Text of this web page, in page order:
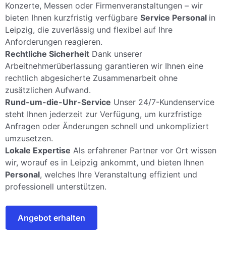
Konzerte, Messen oder Firmenveranstaltungen – wir
bieten Ihnen kurzfristig verfügbare Service Personal in
Leipzig, die zuverlässig und flexibel auf Ihre
Anforderungen reagieren.
Rechtliche Sicherheit Dank unserer
Arbeitnehmerüberlassung garantieren wir Ihnen eine
rechtlich abgesicherte Zusammenarbeit ohne
zusätzlichen Aufwand.
Rund-um-die-Uhr-Service Unser 24/7-Kundenservice
steht Ihnen jederzeit zur Verfügung, um kurzfristige
Anfragen oder Änderungen schnell und unkompliziert
umzusetzen.
Lokale Expertise Als erfahrener Partner vor Ort wissen
wir, worauf es in Leipzig ankommt, und bieten Ihnen
Personal, welches Ihre Veranstaltung effizient und
professionell unterstützen.
Angebot erhalten